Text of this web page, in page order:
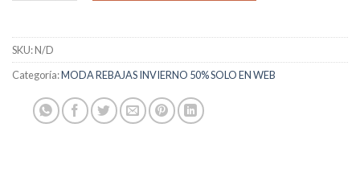
SKU:N/D
Categoría:MODA REBAJAS INVIERNO 50% SOLO EN WEB